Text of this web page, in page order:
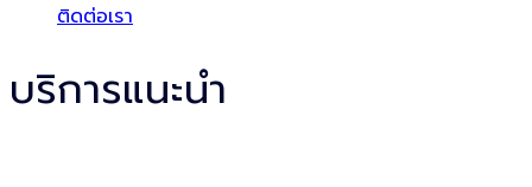
ติดต่อเรา
บริการแนะนำ